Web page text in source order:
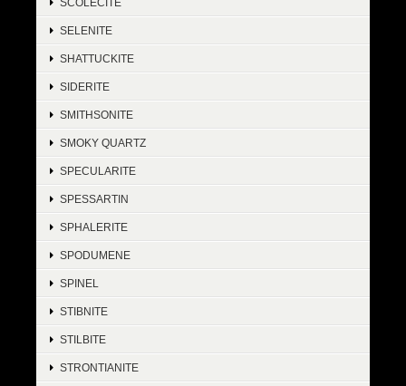
SELENITE
SHATTUCKITE
SIDERITE
SMITHSONITE
SMOKY QUARTZ
SPECULARITE
SPESSARTIN
SPHALERITE
SPODUMENE
SPINEL
STIBNITE
STILBITE
STRONTIANITE